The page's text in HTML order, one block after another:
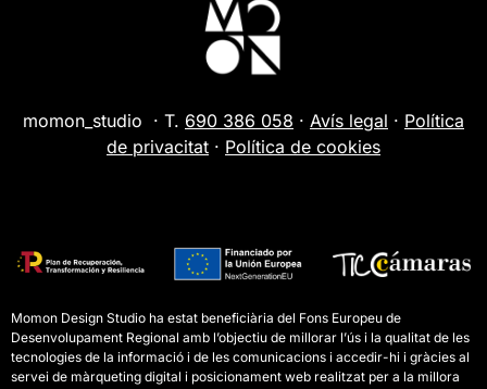
momon_studio · T. 690 386 058 · Avís legal · Política
de privacitat · Política de cookies
Momon Design Studio ha estat beneficiària del Fons Europeu de
Desenvolupament Regional amb l’objectiu de millorar l’ús i la qualitat de les
tecnologies de la informació i de les comunicacions i accedir-hi i gràcies al
servei de màrqueting digital i posicionament web realitzat per a la millora